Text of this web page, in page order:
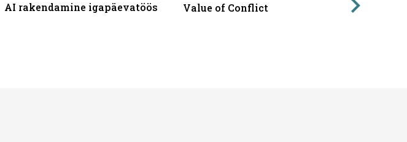
AI rakendamine igapäevatöös
Value of Conflict